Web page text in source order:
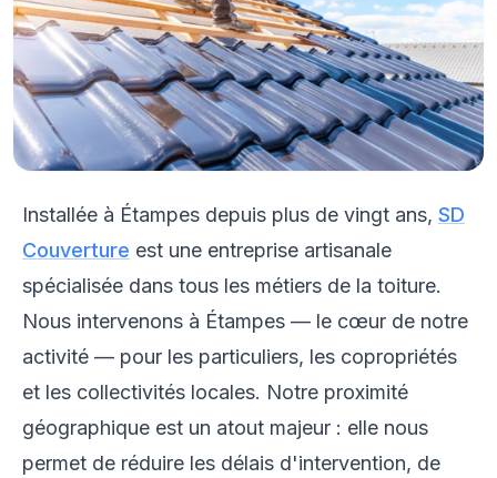
Installée à Étampes depuis plus de vingt ans, SD
Couverture est une entreprise artisanale
spécialisée dans tous les métiers de la toiture.
Nous intervenons à Étampes — le cœur de notre
activité — pour les particuliers, les copropriétés
et les collectivités locales. Notre proximité
géographique est un atout majeur : elle nous
permet de réduire les délais d'intervention, de